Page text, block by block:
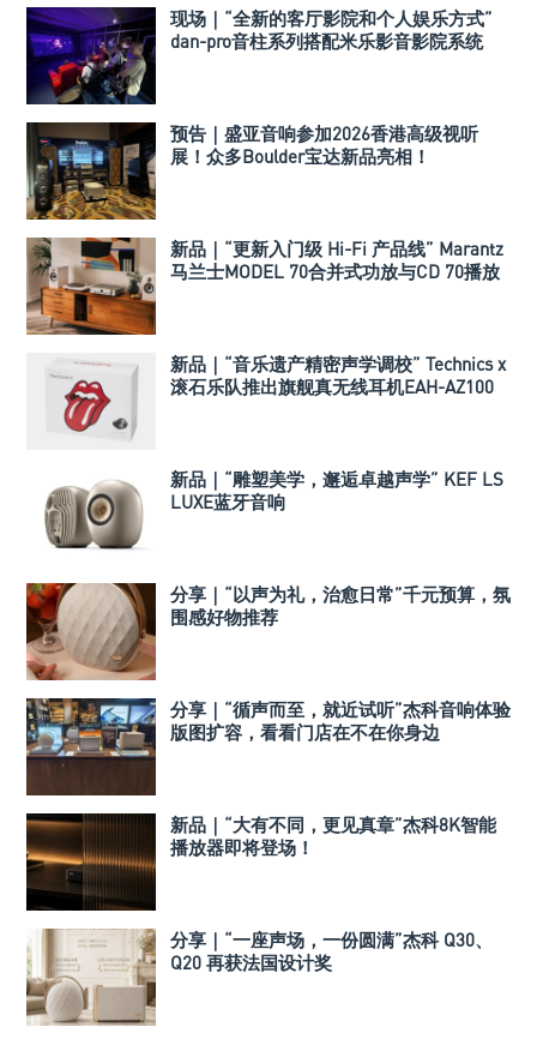
现场｜“全新的客厅影院和个人娱乐方式”
dan-pro音柱系列搭配米乐影音影院系统
预告｜盛亚音响参加2026香港高级视听
展！众多Boulder宝达新品亮相！
新品｜“更新入门级 Hi-Fi 产品线” Marantz
马兰士MODEL 70合并式功放与CD 70播放
新品｜“音乐遗产精密声学调校” Technics x
滚石乐队推出旗舰真无线耳机EAH-AZ100
新品｜“雕塑美学，邂逅卓越声学” KEF LS
LUXE蓝牙音响
分享｜“以声为礼，治愈日常”千元预算，氛
围感好物推荐
分享｜“循声而至，就近试听”杰科音响体验
版图扩容，看看门店在不在你身边
新品｜“大有不同，更见真章”杰科8K智能
播放器即将登场！
分享｜“一座声场，一份圆满”杰科 Q30、
Q20 再获法国设计奖